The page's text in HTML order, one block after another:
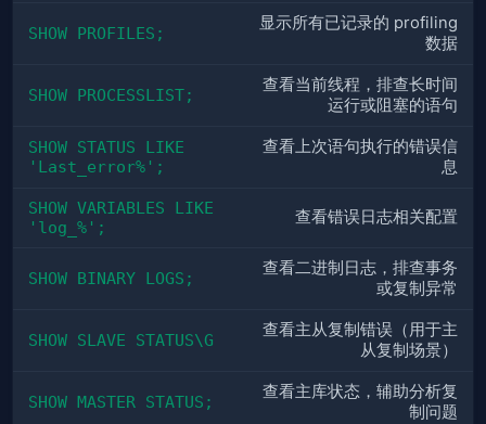
SHOW PROFILES;
显示所有已记录的 profiling
数据
SHOW PROCESSLIST;
查看当前线程，排查长时间
运行或阻塞的语句
SHOW STATUS LIKE
'Last_error%';
查看上次语句执行的错误信
息
SHOW VARIABLES LIKE
'log_%';
查看错误日志相关配置
SHOW BINARY LOGS;
查看二进制日志，排查事务
或复制异常
SHOW SLAVE STATUS\G
查看主从复制错误（用于主
从复制场景）
SHOW MASTER STATUS;
查看主库状态，辅助分析复
制问题